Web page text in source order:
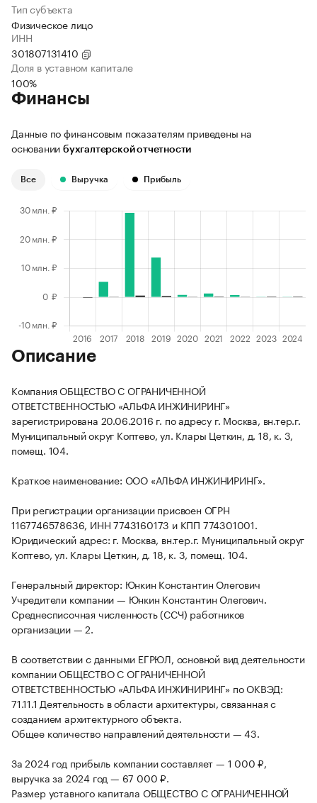
Тип субъекта
Физическое лицо
ИНН
301807131410
Доля в уставном капитале
100%
Финансы
Данные по финансовым показателям приведены на
основании бухгалтерской отчетности
Все Выручка Прибыль
Описание
Компания ОБЩЕСТВО С ОГРАНИЧЕННОЙ
ОТВЕТСТВЕННОСТЬЮ «АЛЬФА ИНЖИНИРИНГ»
зарегистрирована 20.06.2016 г. по адресу г. Москва, вн.тер.г.
Муниципальный округ Коптево, ул. Клары Цеткин, д. 18, к. 3,
помещ. 104.
Краткое наименование: ООО «АЛЬФА ИНЖИНИРИНГ».
При регистрации организации присвоен ОГРН
1167746578636, ИНН 7743160173 и КПП 774301001.
Юридический адрес: г. Москва, вн.тер.г. Муниципальный округ
Коптево, ул. Клары Цеткин, д. 18, к. 3, помещ. 104.
Генеральный директор: Юнкин Константин Олегович
Учредители компании — Юнкин Константин Олегович.
Среднесписочная численность (ССЧ) работников
организации — 2.
В соответствии с данными ЕГРЮЛ, основной вид деятельности
компании ОБЩЕСТВО С ОГРАНИЧЕННОЙ
ОТВЕТСТВЕННОСТЬЮ «АЛЬФА ИНЖИНИРИНГ» по ОКВЭД:
71.11.1 Деятельность в области архитектуры, связанная с
созданием архитектурного объекта.
Общее количество направлений деятельности — 43.
За 2024 год прибыль компании составляет — 1 000 ₽,
выручка за 2024 год — 67 000 ₽.
Размер уставного капитала ОБЩЕСТВО С ОГРАНИЧЕННОЙ